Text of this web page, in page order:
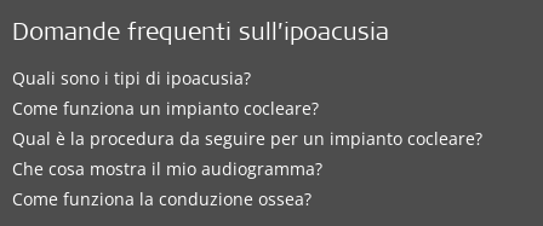
Domande frequenti sull’ipoacusia
Quali sono i tipi di ipoacusia?
Come funziona un impianto cocleare?
Qual è la procedura da seguire per un impianto cocleare?
Che cosa mostra il mio audiogramma?
Come funziona la conduzione ossea?